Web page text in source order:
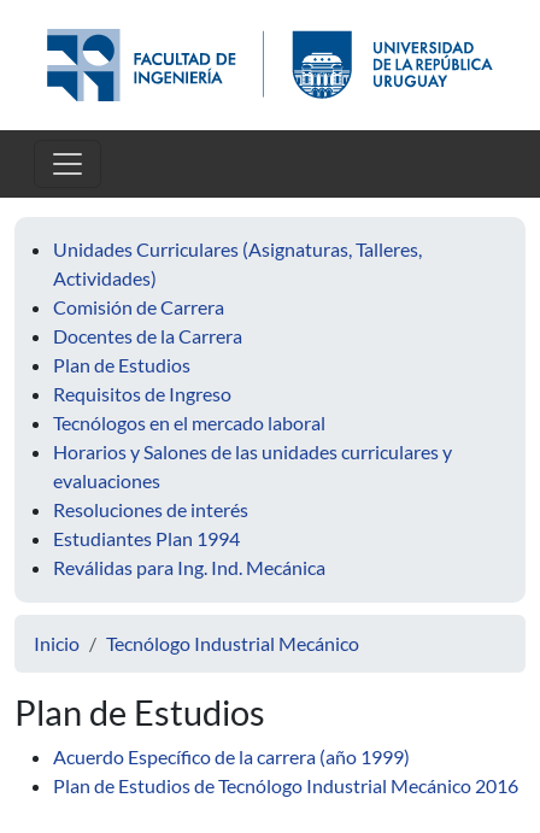
Unidades Curriculares (Asignaturas, Talleres,
Actividades)
Comisión de Carrera
Docentes de la Carrera
Plan de Estudios
Requisitos de Ingreso
Tecnólogos en el mercado laboral
Horarios y Salones de las unidades curriculares y
evaluaciones
Resoluciones de interés
Estudiantes Plan 1994
Reválidas para Ing. Ind. Mecánica
Inicio Tecnólogo Industrial Mecánico
Plan de Estudios
Acuerdo Específico de la carrera (año 1999)
Plan de Estudios de Tecnólogo Industrial Mecánico 2016